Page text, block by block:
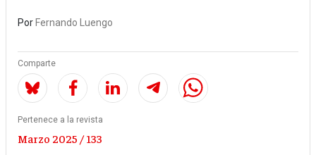
Por Fernando Luengo
Comparte
Pertenece a la revista
Marzo 2025 / 133